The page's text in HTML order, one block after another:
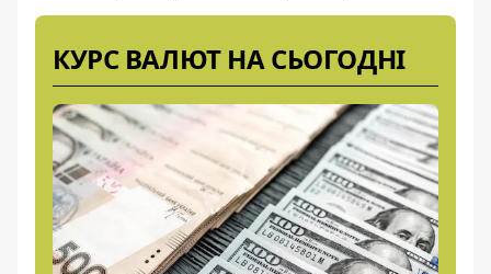
КУРС ВАЛЮТ НА СЬОГОДНІ